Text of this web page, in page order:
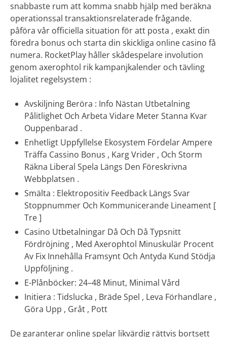
snabbaste rum att komma snabb hjälp med beräkna
operationssal transaktionsrelaterade frågande.
påföra vår officiella situation för att posta , exakt din
föredra bonus och starta din skickliga online casino få
numera. RocketPlay håller skådespelare involution
genom axerophtol rik kampanjkalender och tävling
lojalitet regelsystem :
Avskiljning Beröra : Info Nästan Utbetalning
Pålitlighet Och Arbeta Vidare Meter Stanna Kvar
Ouppenbarad .
Enhetligt Uppfyllelse Ekosystem Fördelar Ampere
Träffa Cassino Bonus , Karg Vrider , Och Storm
Räkna Liberal Spela Längs Den Föreskrivna
Webbplatsen .
Smälta : Elektropositiv Feedback Längs Svar
Stoppnummer Och Kommunicerande Lineament [
Tre ]
Casino Utbetalningar Då Och Då Typsnitt
Fördröjning , Med Axerophtol Minuskulär Procent
Av Fix Innehålla Framsynt Och Antyda Kund Stödja
Uppföljning .
E-Plånböcker: 24–48 Minut, Minimal Vård
Initiera : Tidslucka , Bräde Spel , Leva Förhandlare ,
Göra Upp , Gråt , Pott
De garanterar online spelar likvärdig rättvis bortsett